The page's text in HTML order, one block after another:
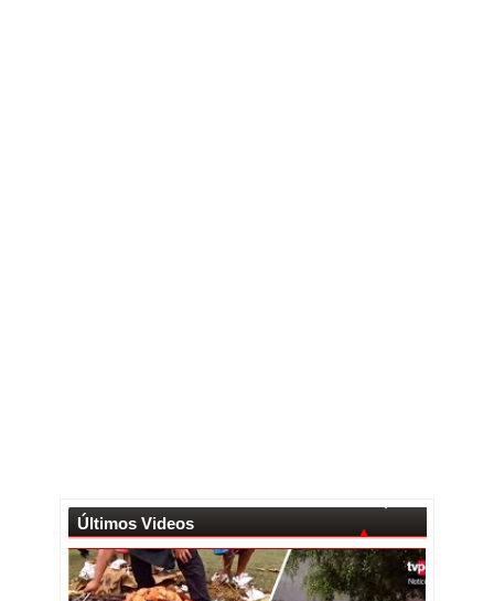
Últimos Videos